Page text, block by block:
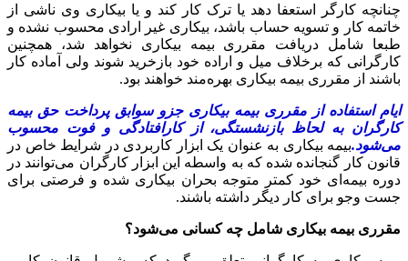
چنانچه کارگر استعفا دهد یا ترک کار کند و یا بیکاری وی ناشی از
خاتمه کار و تسویه حساب باشد، بیکاری غیر ارادی محسوب نشده و
طبعا شامل دریافت مقرری بیمه بیکاری نخواهد شد، همچنین
کارگرانی که برخلاف میل و اراده خود بازخرید شوند ولی آماده کار
باشند از مقرری بیمه بیکاری بهره‌مند خواهند بود.
ایام استفاده از مقرری بیمه بیکاری جزو سوابق پرداخت حق بیمه
کارگران به لحاظ بازنشستگی، از کارافتادگی و فوت محسوب
می‌شود.بیمه بیکاری به عنوان یک ابزار کاربردی در شرایط خاص در
قانون کار گنجانده شده که به واسطه این ابزار کارگران می‌توانند در
دوره بیمه‌ای خود کمتر متوجه بحران بیکاری شده و فرصتی برای
جست وجو برای کار دیگر داشته باشند.
مقرری بیمه بیکاری شامل چه کسانی می‌شود؟